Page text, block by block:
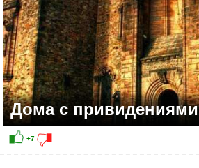
Дома с привидениями